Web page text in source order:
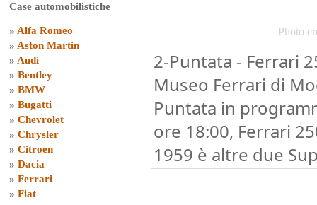
Case automobilistiche
» Alfa Romeo
» Aston Martin
» Audi
» Bentley
» BMW
» Bugatti
» Chevrolet
» Chrysler
» Citroen
» Dacia
» Ferrari
» Fiat
Photo
2-Puntata - Ferrari
Museo Ferrari di
Puntata in
ore 18:00, Ferrari
1959 è altre due